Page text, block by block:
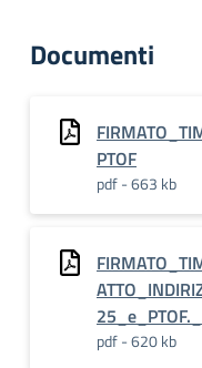
Documenti
PTOF
pdf - 663 kb
pdf - 620 kb